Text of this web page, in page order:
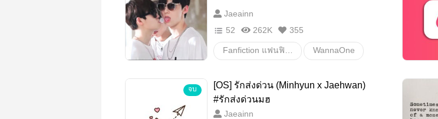
Jaeainn
52
262K 355
WannaOne
วายสเตชั่น
จบ
[OS] รักส่งด่วน (Minhyun x Jaehwan)
#รักส่งด่วนมฮ
Jaeainn